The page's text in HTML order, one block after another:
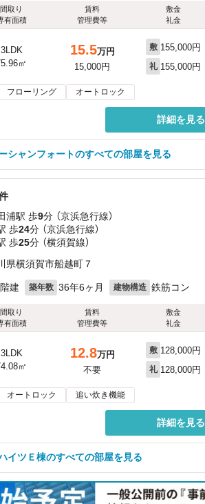
間取り
有面積
賃料
管理費等
敷金
礼金
3LDK
㎡
15.5万円
15,000円
敷 155,000円
礼 155,000円
フローリング オートロック
詳細を見る
シャンフォートのすべての部屋を見る
浦駅 歩9分 （京浜急行線）
歩24分 （京浜急行線）
歩25分 （横須賀線）
県横須賀市船越町７
建 築年数 36年6ヶ月 建物構造 鉄筋コン
間取り
有面積
賃料
管理費等
敷金
礼金
3LDK
㎡
12.8万円
不要
敷 128,000円
礼 128,000円
オートロック 追い炊き機能
詳細を見る
イツＥ棟のすべての部屋を見る